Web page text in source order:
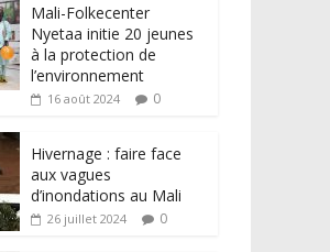
Mali-Folkecenter
Nyetaa initie 20 jeunes
à la protection de
l’environnement
16 août 2024 0
Hivernage : faire face
aux vagues
d’inondations au Mali
26 juillet 2024 0